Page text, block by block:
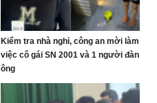
Kiểm tra nhà nghỉ, công an mời làm
việc cô gái SN 2001 và 1 người đàn
ông